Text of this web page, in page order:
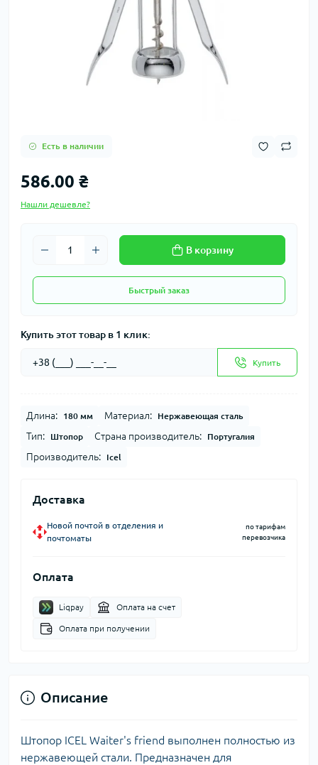
Есть в наличии
586.00 ₴
Нашли дешевле?
В корзину
Быстрый заказ
Купить этот товар в 1 клик:
Купить
Длина: 180 мм Материал: Нержавеющая сталь
Тип: Штопор Страна производитель: Португалия
Производитель: Icel
Доставка
Новой почтой в отделения и
почтоматы
по тарифам
перевозчика
Оплата
Liqpay Оплата на счет
Оплата при получении
Описание
Штопор ICEL Waiter's friend выполнен полностью из
нержавеющей стали. Предназначен для